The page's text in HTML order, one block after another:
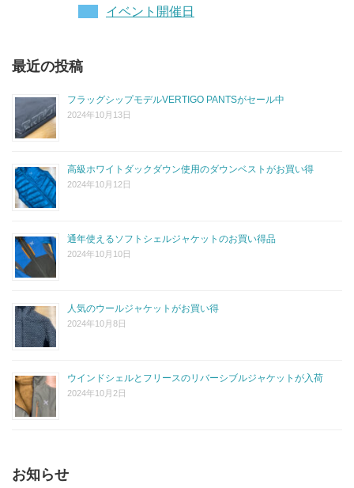
イベント開催日
最近の投稿
フラッグシップモデルVERTIGO PANTSがセール中
2024年10月13日
高級ホワイトダックダウン使用のダウンベストがお買い得
2024年10月12日
通年使えるソフトシェルジャケットのお買い得品
2024年10月10日
人気のウールジャケットがお買い得
2024年10月8日
ウインドシェルとフリースのリバーシブルジャケットが入荷
2024年10月2日
お知らせ